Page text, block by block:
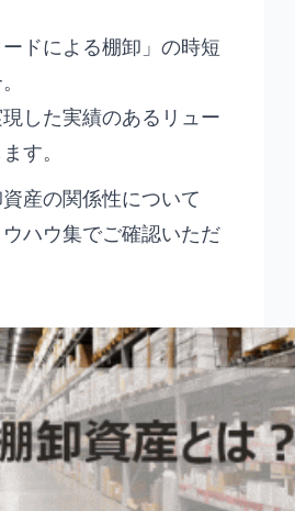
ドによる棚卸」の時短
した実績のあるリュー
す。
産の関係性について
ハウ集でご確認いただ